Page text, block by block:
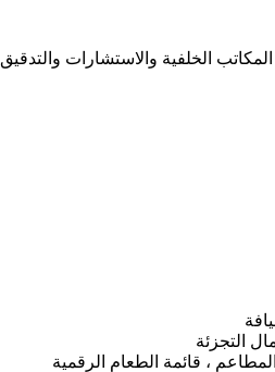
الخلفية والاستشارات والتدقيق
، قائمة الطعام الرقمية